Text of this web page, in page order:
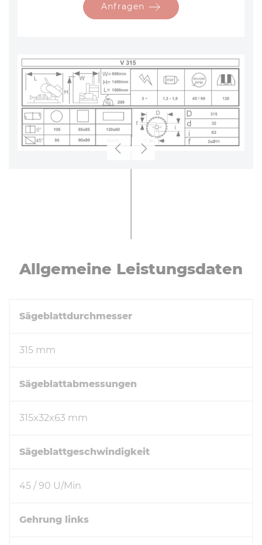
ZurückWeiter
Anfragen
All­ge­mei­ne Leis­tungs­da­ten
Sägeblattdurchmesser
315 mm
Sägeblattabmessungen
315x32x63 mm
Sägeblattgeschwindigkeit
45 / 90 U/Min
Gehrung links